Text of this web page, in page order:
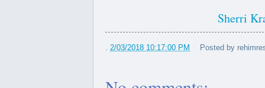
دێموکرات و بەرپرسایەتی
ئێمە
Sherri
2/03/2018 10:17:00 PM Posted by